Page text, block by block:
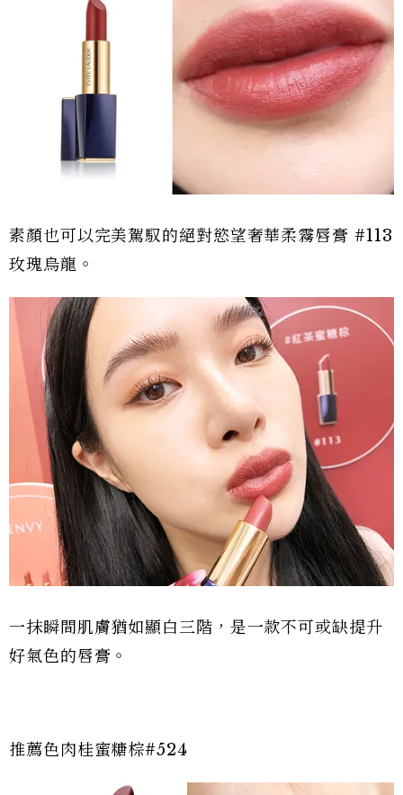
素顏也可以完美駕馭的絕對慾望奢華柔霧唇膏 #113
玫瑰烏龍。
一抹瞬間肌膚猶如顯白三階，是一款不可或缺提升
好氣色的唇膏。
推薦色肉桂蜜糖棕#524